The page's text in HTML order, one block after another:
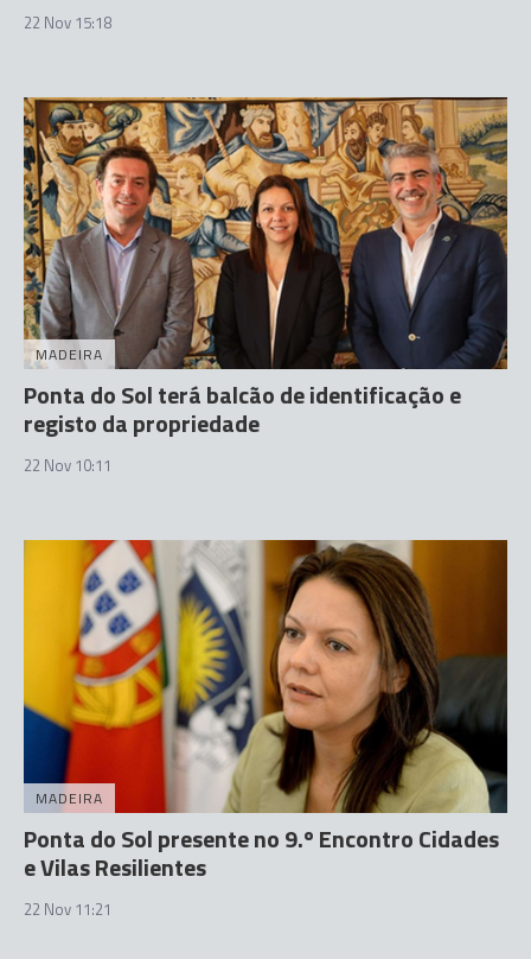
22 Nov 15:18
MADEIRA
Ponta do Sol terá balcão de identificação e
registo da propriedade
22 Nov 10:11
MADEIRA
Ponta do Sol presente no 9.º Encontro Cidades
e Vilas Resilientes
22 Nov 11:21